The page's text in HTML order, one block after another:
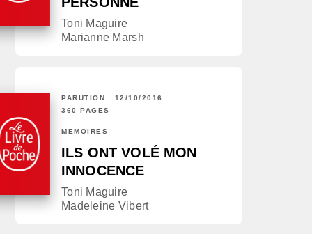
Toni Maguire
Marianne Marsh
PARUTION : 12/10/2016
360 PAGES
MÉMOIRES
ILS ONT VOLÉ MON
INNOCENCE
Toni Maguire
Madeleine Vibert